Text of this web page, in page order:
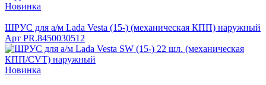
Новинка
ШРУС для а/м Lada Vesta (15-) (механическая КПП) наружный
Арт PR.8450030512
Новинка